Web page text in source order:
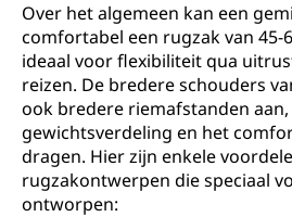
Over het algemeen kan een
comfortabel een rugzak van 45-
ideaal voor flexibiliteit qua
reizen. De bredere schouders
ook bredere riemafstanden
gewichtsverdeling en het
dragen. Hier zijn enkele
rugzakontwerpen die speciaal
ontworpen: